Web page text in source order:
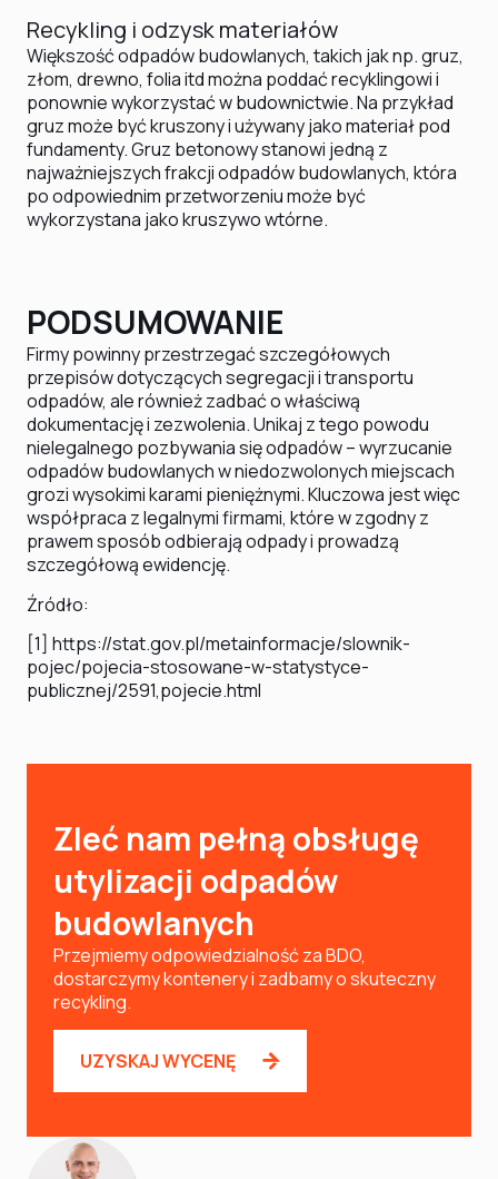
Recykling i odzysk materiałów
Większość odpadów budowlanych, takich jak np. gruz,
złom, drewno, folia itd można poddać recyklingowi i
ponownie wykorzystać w budownictwie. Na przykład
gruz może być kruszony i używany jako materiał pod
fundamenty. Gruz betonowy stanowi jedną z
najważniejszych frakcji odpadów budowlanych, która
po odpowiednim przetworzeniu może być
wykorzystana jako kruszywo wtórne.
PODSUMOWANIE
Firmy powinny przestrzegać szczegółowych
przepisów dotyczących segregacji i transportu
odpadów, ale również zadbać o właściwą
dokumentację i zezwolenia. Unikaj z tego powodu
nielegalnego pozbywania się odpadów – wyrzucanie
odpadów budowlanych w niedozwolonych miejscach
grozi wysokimi karami pieniężnymi. Kluczowa jest więc
współpraca z legalnymi firmami, które w zgodny z
prawem sposób odbierają odpady i prowadzą
szczegółową ewidencję.
Źródło:
[1] https://stat.gov.pl/metainformacje/slownik-
pojec/pojecia-stosowane-w-statystyce-
publicznej/2591,pojecie.html
Zleć nam pełną obsługę
utylizacji odpadów
budowlanych
Przejmiemy odpowiedzialność za BDO,
dostarczymy kontenery i zadbamy o skuteczny
recykling.
UZYSKAJ WYCENĘ